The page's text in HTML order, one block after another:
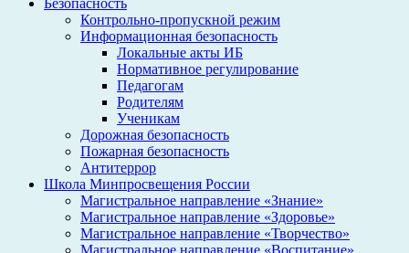
Безопасность
Контрольно-пропускной режим
Информационная безопасность
Локальные акты ИБ
Нормативное регулирование
Педагогам
Родителям
Ученикам
Дорожная безопасность
Пожарная безопасность
Антитеррор
Школа Минпросвещения России
Магистральное направление «Знание»
Магистральное направление «Здоровье»
Магистральное направление «Творчество»
Магистральное направление «Воспитание»